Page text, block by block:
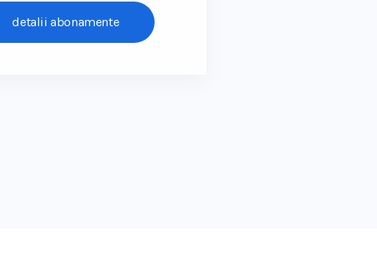
detalii abonamente